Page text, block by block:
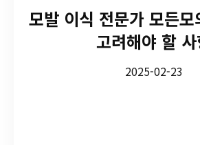
모발 이식 전문가 모든
고려해야 할
2025-02-23